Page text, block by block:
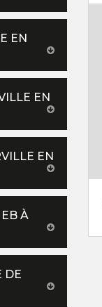
EN
EN
EN
À
DE